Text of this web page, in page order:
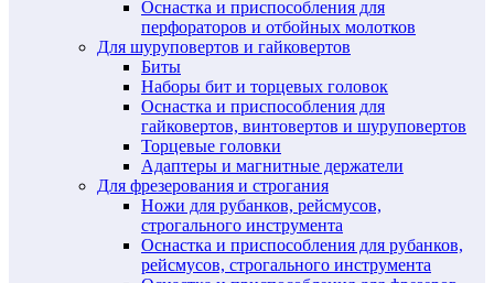
Оснастка и приспособления для
перфораторов и отбойных молотков
Для шуруповертов и гайковертов
Биты
Наборы бит и торцевых головок
Оснастка и приспособления для
гайковертов, винтовертов и шуруповертов
Торцевые головки
Адаптеры и магнитные держатели
Для фрезерования и строгания
Ножи для рубанков, рейсмусов,
строгального инструмента
Оснастка и приспособления для рубанков,
рейсмусов, строгального инструмента